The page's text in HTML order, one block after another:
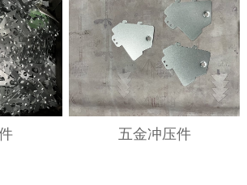
五金冲压件